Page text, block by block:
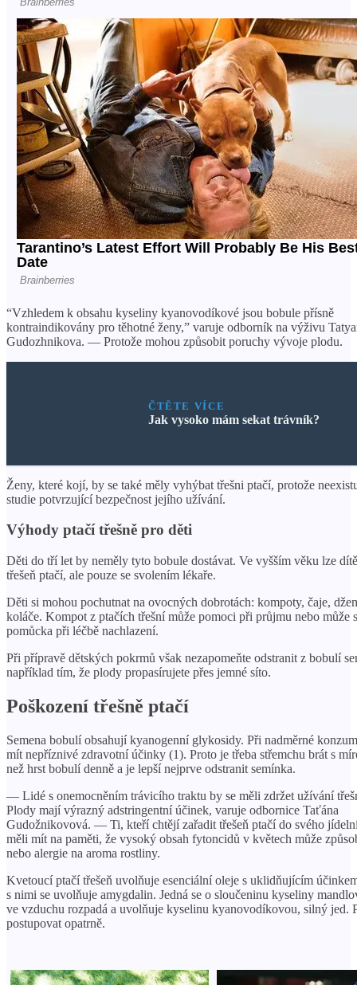
“Vzhledem k obsahu kyseliny kyanovodíkové jsou bobule přísně
kontraindikovány pro těhotné ženy,” varuje odborník na výživu
Gudozhnikova. — Protože mohou způsobit poruchy vývoje plodu.
ČTĚTE VÍCE
Jak vysoko mám sekat trávník?
Ženy, které kojí, by se také měly vyhýbat třešni ptačí, protože
studie potvrzující bezpečnost jejího užívání.
Výhody ptačí třešně pro děti
Děti do tří let by neměly tyto bobule dostávat. Ve vyšším věku lze
třešeň ptačí, ale pouze se svolením lékaře.
Děti si mohou pochutnat na ovocných dobrotách: kompoty, čaje,
koláče. Kompot z ptačích třešní může pomoci při průjmu nebo může
pomůcka při léčbě nachlazení.
Při přípravě dětských pokrmů však nezapomeňte odstranit z bobulí
například tím, že plody propasírujete přes jemné síto.
Poškození třešně ptačí
Semena bobulí obsahují kyanogenní glykosidy. Při nadměrné
mít nepříznivé zdravotní účinky (1). Proto je třeba střemchu brát s
než hrst bobulí denně a je lepší nejprve odstranit semínka.
— Lidé s onemocněním trávicího traktu by se měli zdržet užívání
Plody mají výrazný adstringentní účinek, varuje odbornice Taťána
Gudožnikovová. — Ti, kteří chtějí zařadit třešeň ptačí do svého
měli mít na paměti, že vysoký obsah fytoncidů v květech může
nebo alergie na aroma rostliny.
Kvetoucí ptačí třešeň uvolňuje esenciální oleje s uklidňujícím
s nimi se uvolňuje amygdalin. Jedná se o sloučeninu kyseliny
ve vzduchu rozpadá a uvolňuje kyselinu kyanovodíkovou, silný jed.
postupovat opatrně.